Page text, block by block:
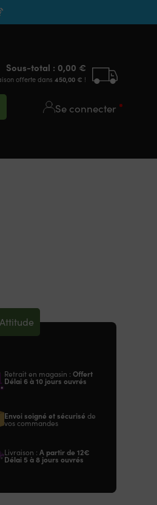
Sous-total : 0,00 €
offerte dans 450,00 € !
Se connecter
Retrait en magasin : Offert
Délai 6 à 10 jours ouvrés
Envoi soigné et sécurisé de
vos commandes
Livraison : A partir de 12€
Délai 5 à 8 jours ouvrés